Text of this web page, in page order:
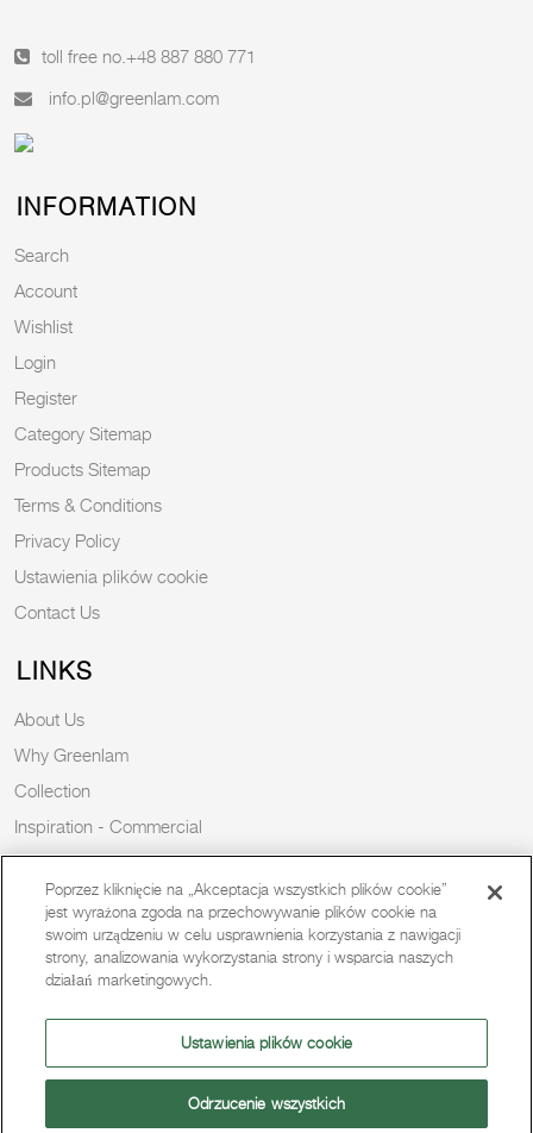
toll free no. +48 887 880 771
info.pl@greenlam.com
INFORMATION
Search
Account
Wishlist
Login
Register
Category Sitemap
Products Sitemap
Terms & Conditions
Privacy Policy
Ustawienia plików cookie
Contact Us
LINKS
About Us
Why Greenlam
Collection
Inspiration - Commercial
Inspiration - Residential
Case Study
Trends
Resources
Poprzez kliknięcie na „Akceptacja wszystkich plików cookie”
jest wyrażona zgoda na przechowywanie plików cookie na
swoim urządzeniu w celu usprawnienia korzystania z nawigacji
strony, analizowania wykorzystania strony i wsparcia naszych
działań marketingowych.
Ustawienia plików cookie
Odrzucenie wszystkich